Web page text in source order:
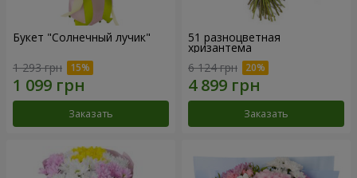
Букет "Солнечный лучик"
1 293 грн
Заказать
51 разноцветная
хризантема
6 124 грн
Заказать